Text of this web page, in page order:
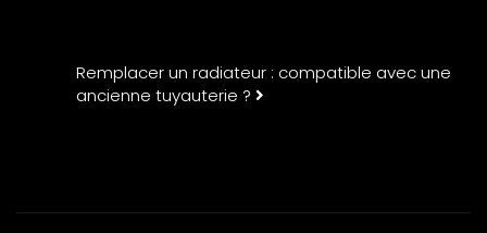
Remplacer un radiateur : compatible avec une
ancienne tuyauterie ?